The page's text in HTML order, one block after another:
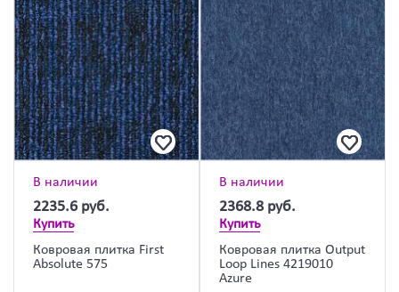
В наличии
2235.6 руб.
Купить
Ковровая плитка First
Absolute 575
В наличии
2368.8 руб.
Купить
Ковровая плитка Output
Loop Lines 4219010
Azure